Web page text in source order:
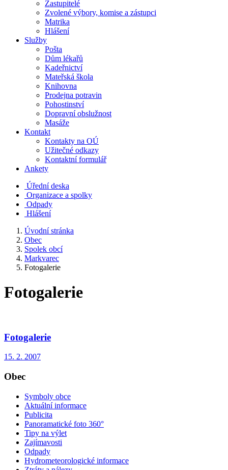
Zastupitelé
Zvolené výbory, komise a zástupci
Matrika
Hlášení
Služby
Pošta
Dům lékařů
Kadeřnictví
Mateřská škola
Knihovna
Prodejna potravin
Pohostinství
Dopravní obslužnost
Masáže
Kontakt
Kontakty na OÚ
Užitečné odkazy
Kontaktní formulář
Ankety
Úřední deska
Organizace a spolky
Odpady
Hlášení
Úvodní stránka
Obec
Spolek obcí
Markvarec
Fotogalerie
Fotogalerie
Fotogalerie
15. 2. 2007
Obec
Symboly obce
Aktuální informace
Publicita
Panoramatické foto 360°
Tipy na výlet
Zajímavosti
Odpady
Hydrometeorologické informace